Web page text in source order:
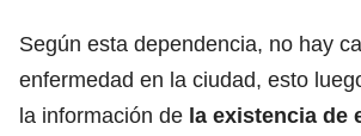
Según esta dependencia, no hay
enfermedad en la ciudad, esto
la información de la existencia de